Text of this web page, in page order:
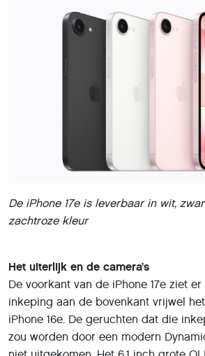
De iPhone 17e is leverbaar in wit,
zachtroze kleur
Het uiterlijk en de camera’s
De voorkant van de iPhone 17e ziet
inkeping aan de bovenkant vrijwel
iPhone 16e. De geruchten dat die
zou worden door een modern